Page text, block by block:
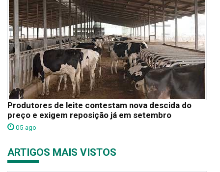
Produtores de leite contestam nova descida do
preço e exigem reposição já em setembro
05 ago
ARTIGOS MAIS VISTOS